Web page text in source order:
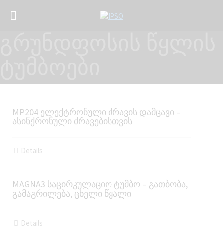
MP204 ელექტრონული ძრავის დამცავი –
ასინქრონული ძრავებისთვის
Details
MAGNA3 საცირკულაციო ტუმბო – გათბობა,
გამაგრილება, ცხელი წყალი
Details